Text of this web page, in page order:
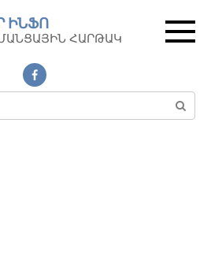
ԻՆՖՈ
ՀԱՐԹԱԿ